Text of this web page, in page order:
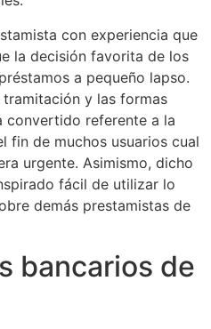
con experiencia que
la decisión favorita de los
a pequeño lapso.
y las formas
convertido referente a la
fin de muchos usuarios cual
urgente. Asimismo, dicho
fácil de utilizar lo
demás prestamistas de
bancarios de